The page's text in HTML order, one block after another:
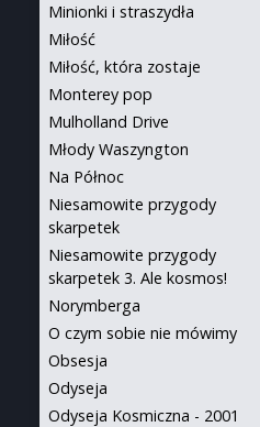
Minionki i straszydła
Miłość
Miłość, która zostaje
Monterey pop
Mulholland Drive
Młody Waszyngton
Na Północ
Niesamowite przygody
skarpetek
Niesamowite przygody
skarpetek 3. Ale kosmos!
Norymberga
O czym sobie nie mówimy
Obsesja
Odyseja
Odyseja Kosmiczna - 2001